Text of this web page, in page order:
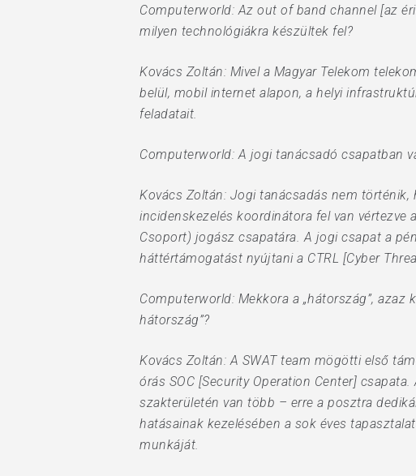
Computerworld: Az out of band channel [az
milyen technológiákra készültek fel?
Kovács Zoltán: Mivel a Magyar Telekom
belül, mobil internet alapon, a helyi
feladatait.
Computerworld: A jogi tanácsadó csapatban
Kovács Zoltán: Jogi tanácsadás nem
incidenskezelés koordinátora fel van vértezve
Csoport) jogász csapatára. A jogi csapat a
háttértámogatást nyújtani a CTRL [Cyber
Computerworld: Mekkora a „hátország”,
hátország”?
Kovács Zoltán: A SWAT team mögötti első
órás SOC [Security Operation Center]
szakterületén van több – erre a posztra
hatásainak kezelésében a sok éves
munkáját.